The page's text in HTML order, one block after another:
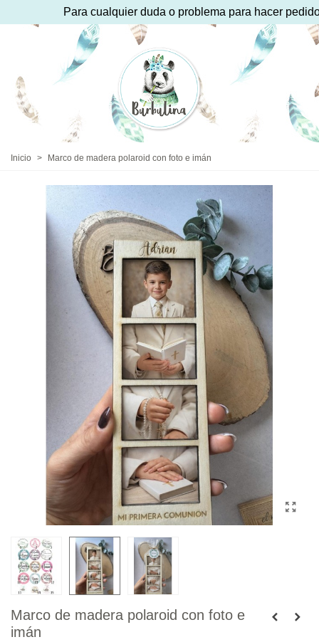
Para cualquier duda o problema para hacer pedido
Inicio > Marco de madera polaroid con foto e imán
Marco de madera polaroid con foto e
imán